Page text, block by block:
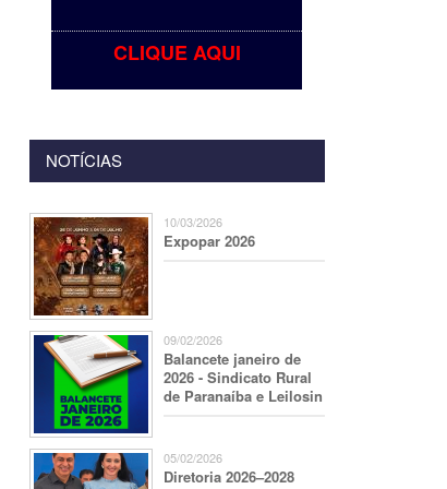
CLIQUE AQUI
NOTÍCIAS
10/03/2026
Expopar 2026
09/02/2026
Balancete janeiro de
2026 - Sindicato Rural
de Paranaíba e Leilosin
05/02/2026
Diretoria 2026–2028